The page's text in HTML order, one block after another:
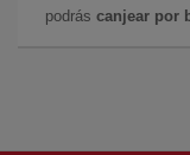
podrás canjear por